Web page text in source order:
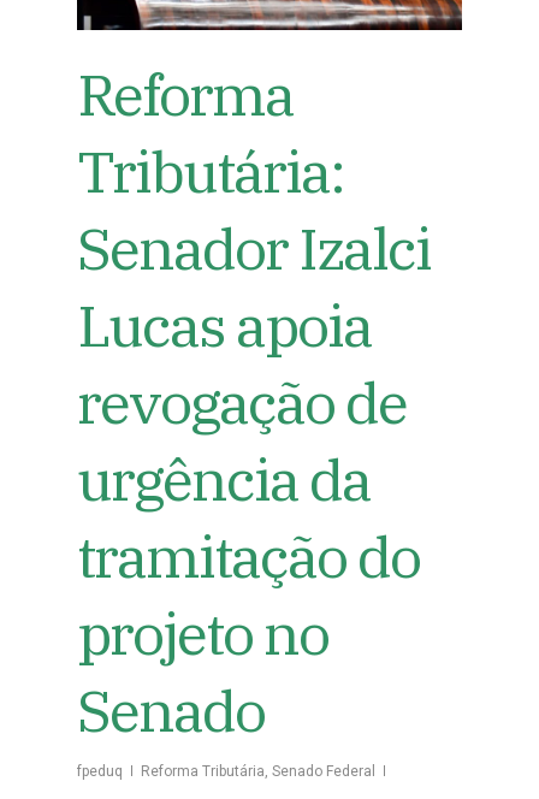
Reforma
Tributária:
Senador Izalci
Lucas apoia
revogação de
urgência da
tramitação do
projeto no
Senado
fpeduq Reforma Tributária, Senado Federal